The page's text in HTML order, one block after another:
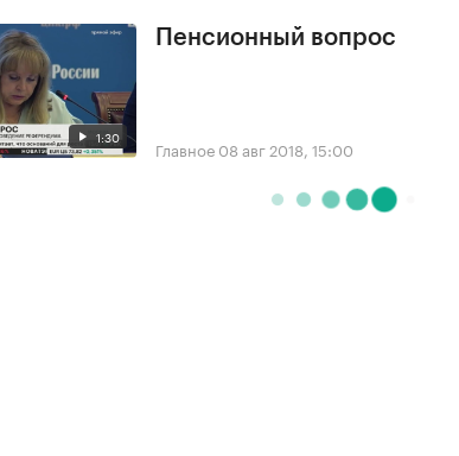
1:30
Пенсионный вопрос
Главное 08 авг 2018, 15:00